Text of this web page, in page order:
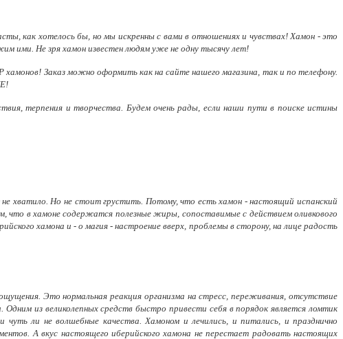
как хотелось бы, но мы искренны с вами в отношениях и чувствах! Хамон - это
ими. Не зря хамон известен людям уже не одну тысячу лет!
хамонов! Заказ можно оформить как на сайте нашего магазина, так и по телефону.
терпения и творчества. Будем очень рады, если наши пути в поиске истины
хватило. Но не стоит грустить. Потому, что есть хамон - настоящий испанский
что в хамоне содержатся полезные жиры, сопоставимые с действием оливкового
хамона и - о магия - настроение вверх, проблемы в сторону, на лице радость
Это нормальная реакция организма на стресс, переживания, отсутствие
из великолепных средств быстро привести себя в порядок является ломтик
ли не волшебные качества. Хамоном и лечились, и питались, и празднично
А вкус настоящего иберийского хамона не перестает радовать настоящих